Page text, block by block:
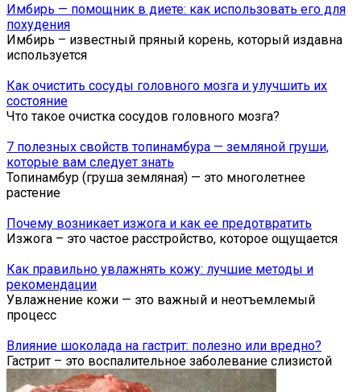
Имбирь — помощник в диете: как использовать его для
похудения
Имбирь – известный пряный корень, который издавна
используется
Как очистить сосуды головного мозга и улучшить их
состояние
Что такое очистка сосудов головного мозга?
7 полезных свойств топинамбура — земляной груши,
которые вам следует знать
Топинамбур (груша земляная) — это многолетнее
растение
Почему возникает изжога и как ее предотвратить
Изжога – это частое расстройство, которое ощущается
Как правильно увлажнять кожу: лучшие методы и
рекомендации
Увлажнение кожи — это важный и неотъемлемый
процесс
Влияние шоколада на гастрит: полезно или вредно?
Гастрит – это воспалительное заболевание слизистой